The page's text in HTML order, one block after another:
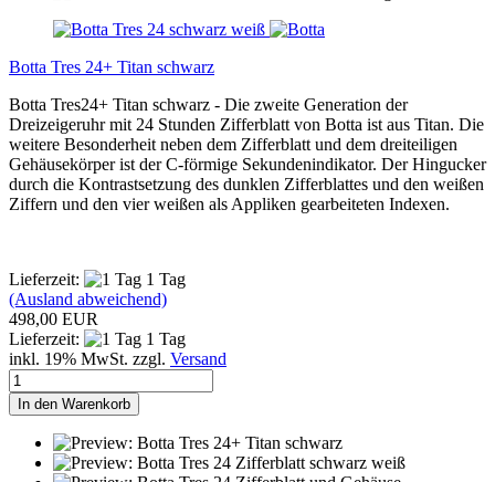
Botta Tres 24+ Titan schwarz
Botta Tres24+ Titan schwarz - Die zweite Generation der
Dreizeigeruhr mit 24 Stunden Zifferblatt von Botta ist aus Titan. Die
weitere Besonderheit neben dem Zifferblatt und dem dreiteiligen
Gehäusekörper ist der C-förmige Sekundenindikator. Der Hingucker
durch die Kontrastsetzung des dunklen Zifferblattes und den weißen
Ziffern und den vier weißen als Appliken gearbeiteten Indexen.
Lieferzeit:
1 Tag
(Ausland abweichend)
498,00 EUR
Lieferzeit:
1 Tag
inkl. 19% MwSt. zzgl. Versand
In den Warenkorb